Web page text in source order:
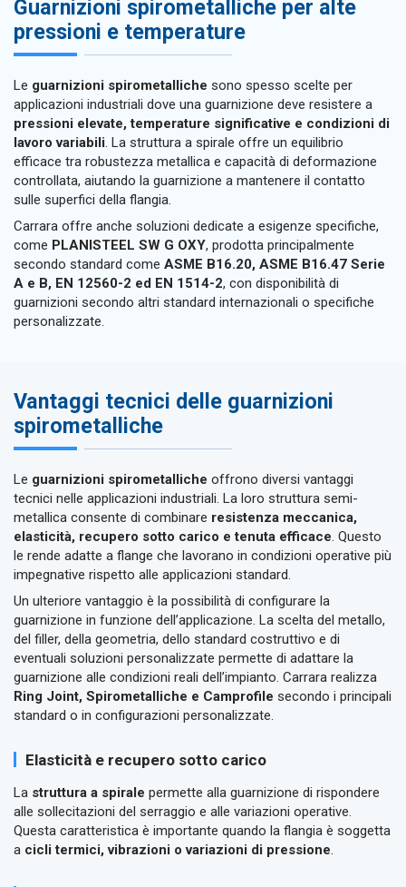
Guarnizioni spirometalliche per alte
pressioni e temperature
Le guarnizioni spirometalliche sono spesso scelte per
applicazioni industriali dove una guarnizione deve resistere a
pressioni elevate, temperature significative e condizioni di
lavoro variabili. La struttura a spirale offre un equilibrio
efficace tra robustezza metallica e capacità di deformazione
controllata, aiutando la guarnizione a mantenere il contatto
sulle superfici della flangia.
Carrara offre anche soluzioni dedicate a esigenze specifiche,
come PLANISTEEL SW G OXY, prodotta principalmente
secondo standard come ASME B16.20, ASME B16.47 Serie
A e B, EN 12560-2 ed EN 1514-2, con disponibilità di
guarnizioni secondo altri standard internazionali o specifiche
personalizzate.
Vantaggi tecnici delle guarnizioni
spirometalliche
Le guarnizioni spirometalliche offrono diversi vantaggi
tecnici nelle applicazioni industriali. La loro struttura semi-
metallica consente di combinare resistenza meccanica,
elasticità, recupero sotto carico e tenuta efficace. Questo
le rende adatte a flange che lavorano in condizioni operative più
impegnative rispetto alle applicazioni standard.
Un ulteriore vantaggio è la possibilità di configurare la
guarnizione in funzione dell’applicazione. La scelta del metallo,
del filler, della geometria, dello standard costruttivo e di
eventuali soluzioni personalizzate permette di adattare la
guarnizione alle condizioni reali dell’impianto. Carrara realizza
Ring Joint, Spirometalliche e Camprofile secondo i principali
standard o in configurazioni personalizzate.
Elasticità e recupero sotto carico
La struttura a spirale permette alla guarnizione di rispondere
alle sollecitazioni del serraggio e alle variazioni operative.
Questa caratteristica è importante quando la flangia è soggetta
a cicli termici, vibrazioni o variazioni di pressione.